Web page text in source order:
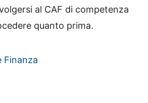
al CAF di competenza
quanto prima.
Finanza